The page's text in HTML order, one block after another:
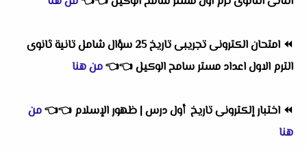
⏪
امتحان الكترونى تجريبى تاريخ 25 سؤال شامل تانية ثانوى
الترم الاول اعداد مستر سامح الوكيل👈
👈من هنا
⏪ اختبار إلكترونى تاريخ أول درس | ظهور الإسلام 👈
👈من
هنا